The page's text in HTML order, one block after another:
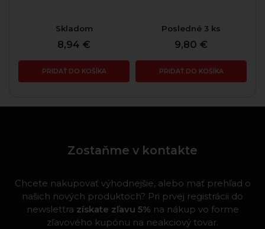
Skladom
8,94 €
PRIDAŤ DO KOŠÍKA
Posledné 3 ks
9,80 €
PRIDAŤ DO KOŠÍKA
Zostaňme v kontakte
Chcete nakupovať výhodnejšie, alebo mať prehľad o
našich nových produktoch? Pri prvej registrácii do
newslettra získate zľavu 5% na nákup vo forme
zľavového kupónu na neakciový tovar.